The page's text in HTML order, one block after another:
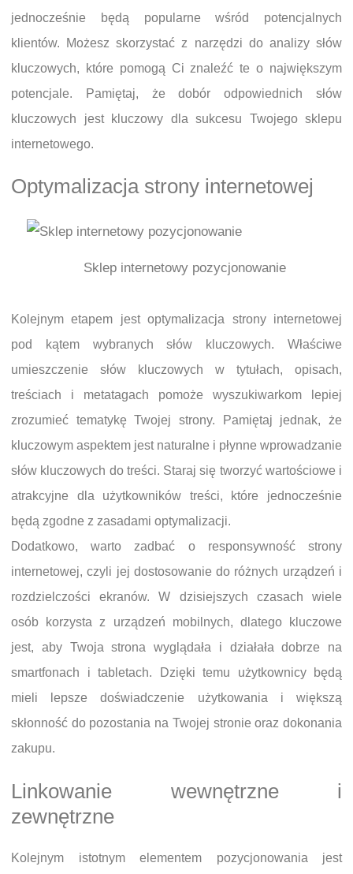
jednocześnie będą popularne wśród potencjalnych
klientów. Możesz skorzystać z narzędzi do analizy słów
kluczowych, które pomogą Ci znaleźć te o największym
potencjale. Pamiętaj, że dobór odpowiednich słów
kluczowych jest kluczowy dla sukcesu Twojego sklepu
internetowego.
Optymalizacja strony internetowej
Sklep internetowy pozycjonowanie
Kolejnym etapem jest optymalizacja strony internetowej
pod kątem wybranych słów kluczowych. Właściwe
umieszczenie słów kluczowych w tytułach, opisach,
treściach i metatagach pomoże wyszukiwarkom lepiej
zrozumieć tematykę Twojej strony. Pamiętaj jednak, że
kluczowym aspektem jest naturalne i płynne wprowadzanie
słów kluczowych do treści. Staraj się tworzyć wartościowe i
atrakcyjne dla użytkowników treści, które jednocześnie
będą zgodne z zasadami optymalizacji.
Dodatkowo, warto zadbać o responsywność strony
internetowej, czyli jej dostosowanie do różnych urządzeń i
rozdzielczości ekranów. W dzisiejszych czasach wiele
osób korzysta z urządzeń mobilnych, dlatego kluczowe
jest, aby Twoja strona wyglądała i działała dobrze na
smartfonach i tabletach. Dzięki temu użytkownicy będą
mieli lepsze doświadczenie użytkowania i większą
skłonność do pozostania na Twojej stronie oraz dokonania
zakupu.
Linkowanie wewnętrzne i
zewnętrzne
Kolejnym istotnym elementem pozycjonowania jest